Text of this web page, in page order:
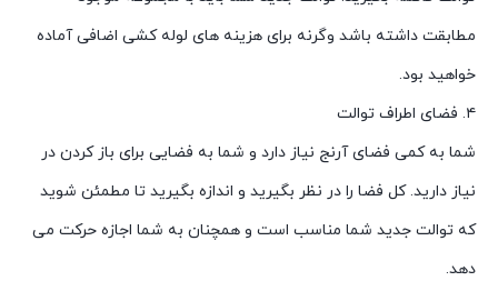
مطابقت داشته باشد وگرنه برای هزینه های لوله کشی اضافی آماده
خواهید بود.
۴. فضای اطراف توالت
شما به کمی فضای آرنج نیاز دارد و شما به فضایی برای باز کردن در
نیاز دارید. کل فضا را در نظر بگیرید و اندازه بگیرید تا مطمئن شوید
که توالت جدید شما مناسب است و همچنان به شما اجازه حرکت می
دهد.